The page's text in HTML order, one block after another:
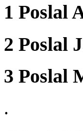
1 Poslal
2 Poslal
3 Poslal
.